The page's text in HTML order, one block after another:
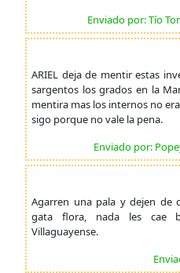
Enviado por: Tío
ARIEL deja de mentir estas
sargentos los grados en la
mentira mas los internos no
sigo porque no vale la pena.
Enviado por:
Agarren una pala y dejen de
gata flora, nada les cae
Villaguayense.